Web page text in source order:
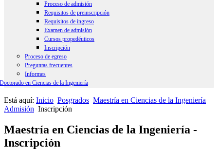
Congresos Internacionales
Proceso de admisión
Requisitos de preinscripción
Requisitos de ingreso
Examen de admisión
Cursos propedéuticos
Inscripción
Proceso de egreso
Preguntas frecuentes
Informes
Doctorado en Ciencias de la Ingeniería
Perfil ingreso-egreso
Misión y visión
Plan de estudios
Estudiantes
Egresados
Está aquí: Inicio Posgrados Maestría en Ciencias de la Ingeniería
Admisión Inscripción
Maestría en Ciencias de la Ingeniería -
Inscripción